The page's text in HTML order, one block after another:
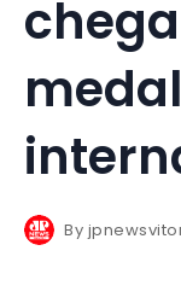
chega
By